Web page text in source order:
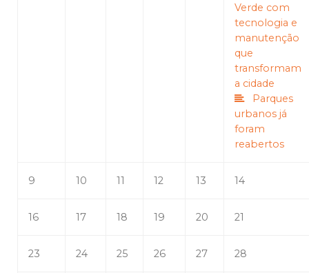
Verde com
tecnologia e
manutenção
que
transformam
a cidade
Parques
urbanos já
foram
reabertos
9 10 11 12 13 14
16 17 18 19 20 21
23 24 25 26 27 28